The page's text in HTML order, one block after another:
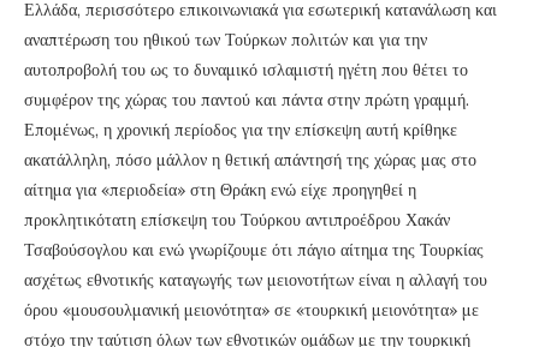
Ελλάδα, περισσότερο επικοινωνιακά για εσωτερική κατανάλωση και
αναπτέρωση του ηθικού των Τούρκων πολιτών και για την
αυτοπροβολή του ως το δυναμικό ισλαμιστή ηγέτη που θέτει το
συμφέρον της χώρας του παντού και πάντα στην πρώτη γραμμή.
Επομένως, η χρονική περίοδος για την επίσκεψη αυτή κρίθηκε
ακατάλληλη, πόσο μάλλον η θετική απάντησή της χώρας μας στο
αίτημα για «περιοδεία» στη Θράκη ενώ είχε προηγηθεί η
προκλητικότατη επίσκεψη του Τούρκου αντιπροέδρου Χακάν
Τσαβούσογλου και ενώ γνωρίζουμε ότι πάγιο αίτημα της Τουρκίας
ασχέτως εθνοτικής καταγωγής των μειονοτήτων είναι η αλλαγή του
όρου «μουσουλμανική μειονότητα» σε «τουρκική μειονότητα» με
στόχο την ταύτιση όλων των εθνοτικών ομάδων με την τουρκική